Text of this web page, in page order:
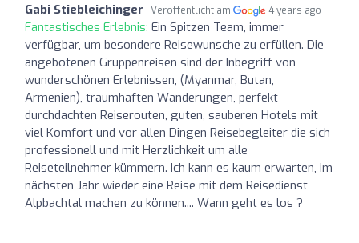
Gabi Stiebleichinger Veröffentlicht am 4 years ago
Fantastisches Erlebnis: Ein Spitzen Team, immer
verfügbar, um besondere Reisewunsche zu erfüllen. Die
angebotenen Gruppenreisen sind der Inbegriff von
wunderschönen Erlebnissen, (Myanmar, Butan,
Armenien), traumhaften Wanderungen, perfekt
durchdachten Reiserouten, guten, sauberen Hotels mit
viel Komfort und vor allen Dingen Reisebegleiter die sich
professionell und mit Herzlichkeit um alle
Reiseteilnehmer kümmern. Ich kann es kaum erwarten, im
nächsten Jahr wieder eine Reise mit dem Reisedienst
Alpbachtal machen zu können.... Wann geht es los ?